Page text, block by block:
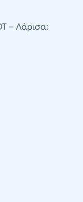
– Λάρισα;